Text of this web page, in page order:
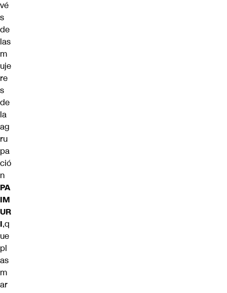
vé
s
de
las
m
uje
re
s
de
la
ag
ru
pa
ció
n
PA
IM
UR
I,q
ue
pl
as
m
ar